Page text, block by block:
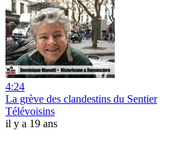
4:24
La grève des clandestins du Sentier
Télévoisins
il y a 19 ans